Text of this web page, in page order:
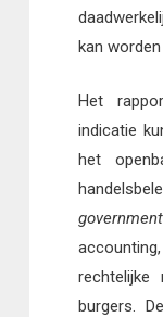
kan
Het
indicatie
het
government
rechtelijke
burgers.